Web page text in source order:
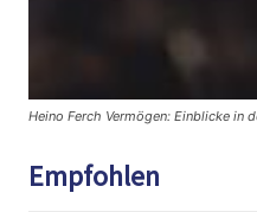
Heino Ferch Vermögen: Einblicke in
Empfohlen